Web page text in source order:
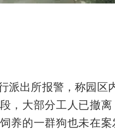
派出所报警，称园区
，大部分工人已撤离
养的一群狗也未在